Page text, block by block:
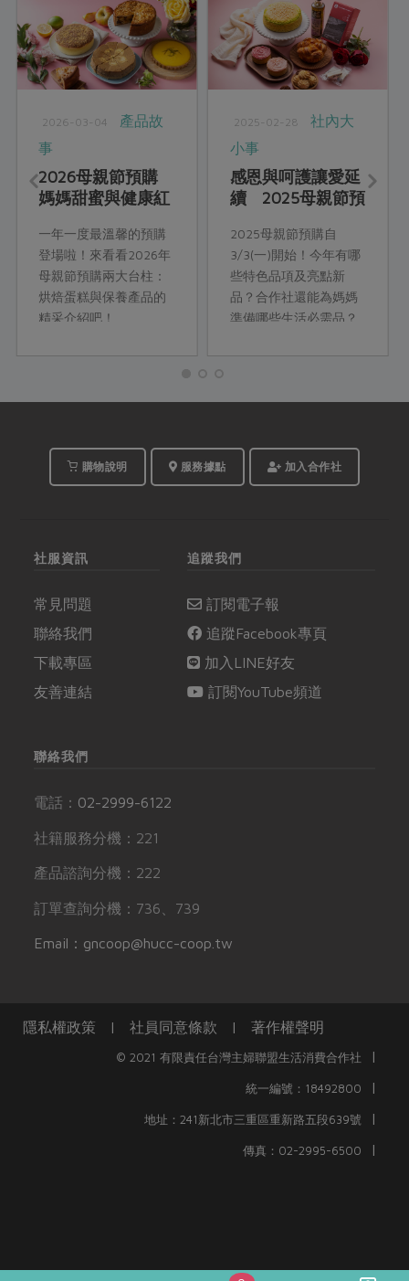
2026-03-04
產品故
事
2026母親節預購
媽媽甜蜜與健康紅
一年一度最溫馨的預購
登場啦！來看看2026年
母親節預購兩大台柱：
烘焙蛋糕與保養產品的
精采介紹吧！
2025-02-28
社內大
小事
感恩與呵護讓愛延
續 2025母親節預
2025母親節預購自
3/3(一)開始！今年有哪
些特色品項及亮點新
品？合作社還能為媽媽
準備哪些生活必需品？
薦如何利用。
購物說明 服務據點 加入合作社
社服資訊
常見問題
聯絡我們
下載專區
友善連結
追蹤我們
訂閱電子報
追蹤Facebook專頁
加入LINE好友
訂閱YouTube頻道
聯絡我們
電話： 02-2999-6122
社籍服務分機：221
產品諮詢分機：222
訂單查詢分機：736、739
Email：gncoop@hucc-coop.tw
隱私權政策 | 社員同意條款 | 著作權聲明
© 2021 有限責任台灣主婦聯盟生活消費合作社 |
統一編號：18492800 |
地址：241新北市三重區重新路五段639號 |
傳真：02-2995-6500 |